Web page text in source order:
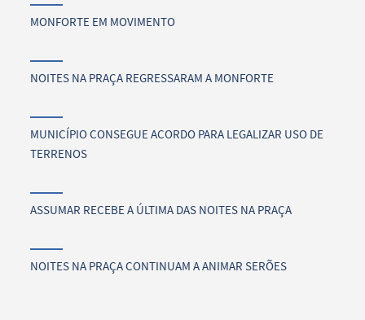
MONFORTE EM MOVIMENTO
NOITES NA PRAÇA REGRESSARAM A MONFORTE
MUNICÍPIO CONSEGUE ACORDO PARA LEGALIZAR USO DE
TERRENOS
ASSUMAR RECEBE A ÚLTIMA DAS NOITES NA PRAÇA
NOITES NA PRAÇA CONTINUAM A ANIMAR SERÕES